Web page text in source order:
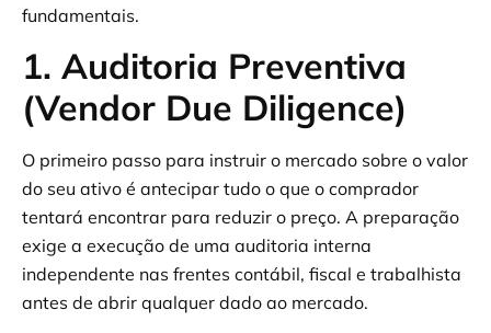
fundamentais.
1. Auditoria Preventiva
(Vendor Due Diligence)
O primeiro passo para instruir o mercado sobre o valor
do seu ativo é antecipar tudo o que o comprador
tentará encontrar para reduzir o preço. A preparação
exige a execução de uma auditoria interna
independente nas frentes contábil, fiscal e trabalhista
antes de abrir qualquer dado ao mercado.